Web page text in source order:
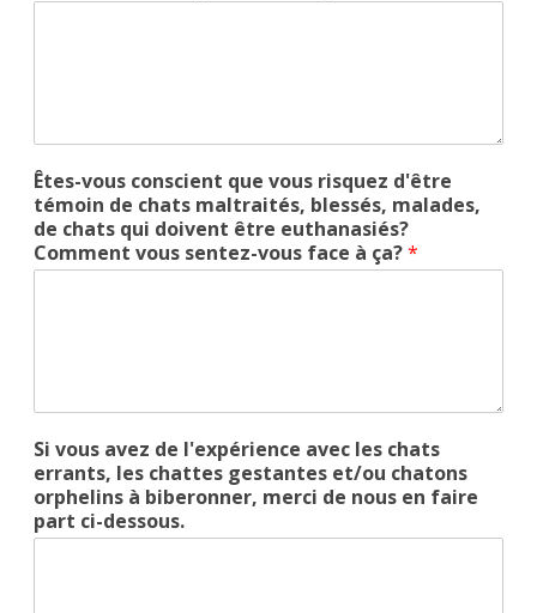
Êtes-vous conscient que vous risquez d'être
témoin de chats maltraités, blessés, malades,
de chats qui doivent être euthanasiés?
Comment vous sentez-vous face à ça?*
Si vous avez de l'expérience avec les chats
errants, les chattes gestantes et/ou chatons
orphelins à biberonner, merci de nous en faire
part ci-dessous.